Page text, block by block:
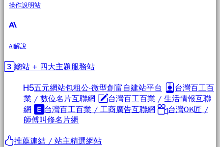
操作說明站
AI解說
總站 + 四大主題服務站
五元網站包租公-微型創富自建站平台
台灣百工百
業 / 數位名片互聯網
台灣百工百業 / 生活情報互聯
網
台灣百工百業 / 工商廣告互聯網
台灣OK匠 /
師傅叫修名片網
推薦連結 / 站主精選網站